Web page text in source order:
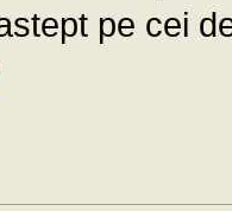
pe cei